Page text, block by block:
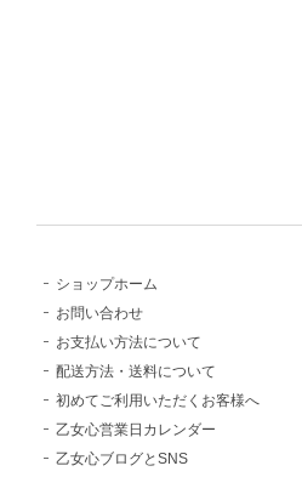
ショップホーム
お問い合わせ
お支払い方法について
配送方法・送料について
初めてご利用いただくお客様へ
乙女心営業日カレンダー
乙女心ブログとSNS